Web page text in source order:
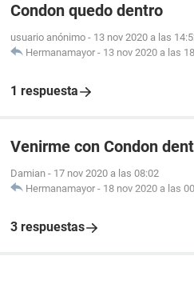
Condon quedo dentro
usuario anónimo - 13 nov 2020 a las
Hermanamayor - 13 nov 2020 a las
1 respuesta
Venirme con Condon
Damian - 17 nov 2020 a las 08:02
Hermanamayor - 18 nov 2020 a las
3 respuestas